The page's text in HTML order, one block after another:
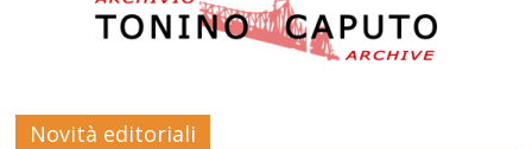
Novità editoriali